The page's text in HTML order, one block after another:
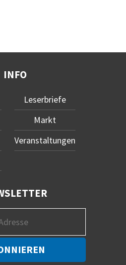
INFO
Leserbriefe
Markt
Veranstaltungen